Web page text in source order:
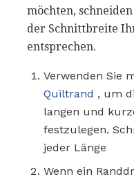
möchten,
der Schnittbreite
entsprechen.
Verwenden Sie
Quiltrand , um
langen und
festzulegen.
jeder Länge
Wenn ein